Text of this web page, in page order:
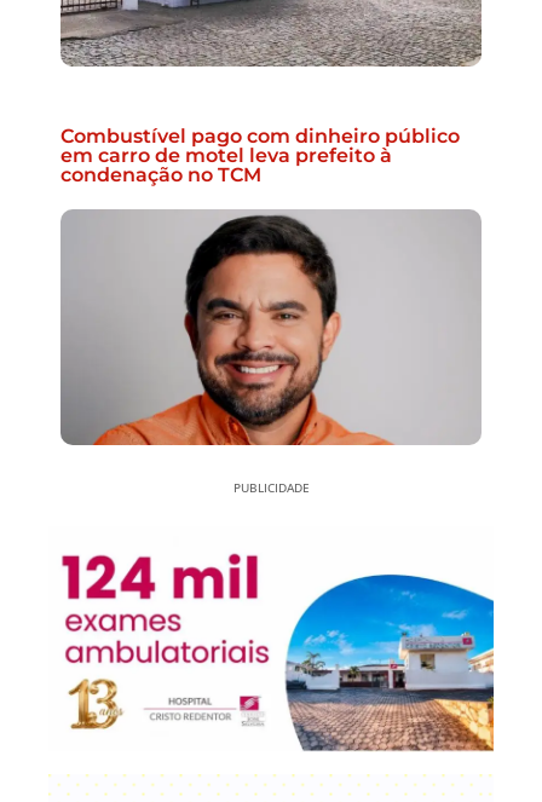
Combustível pago com dinheiro público
em carro de motel leva prefeito à
condenação no TCM
PUBLICIDADE